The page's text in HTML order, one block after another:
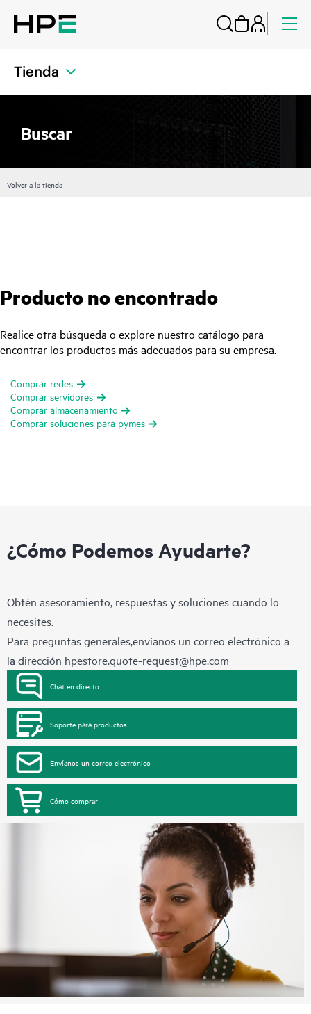
Tienda
Buscar
Volver a la tienda
Producto no encontrado
Realice otra búsqueda o explore nuestro catálogo para
encontrar los productos más adecuados para su empresa.
Comprar redes
Comprar servidores
Comprar almacenamiento
Comprar soluciones para pymes
¿Cómo Podemos Ayudarte?
Obtén asesoramiento, respuestas y soluciones cuando lo
necesites.
Para preguntas generales,envíanos un correo electrónico a
la dirección hpestore.quote-request@hpe.com
Chat en directo
Soporte para productos
Envíanos un correo electrónico
Cómo comprar